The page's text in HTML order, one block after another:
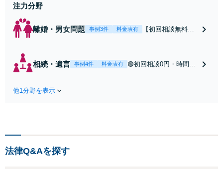
注力分野
離婚・男女問題 事例3件 料金表有
【初回相談無料】
応】中高年離婚／
相続・遺言 事例4件 料金表有
🟢初回相談0円・時間無
弟、親戚とのトラブル
他1分野を表示
法律Q&Aを探す